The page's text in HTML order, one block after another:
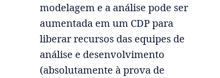
modelagem e a análise pode ser
aumentada em um CDP para
liberar recursos das equipes de
análise e desenvolvimento
(absolutamente à prova de